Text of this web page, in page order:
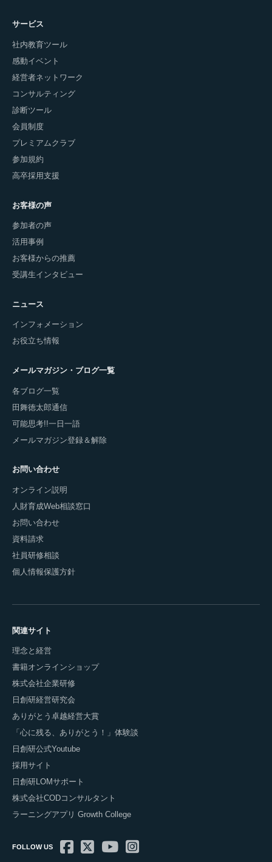
サービス
社内教育ツール
感動イベント
経営者ネットワーク
コンサルティング
診断ツール
会員制度
プレミアムクラブ
参加規約
高卒採用支援
お客様の声
参加者の声
活用事例
お客様からの推薦
受講生インタビュー
ニュース
インフォメーション
お役立ち情報
メールマガジン・ブログ一覧
各ブログ一覧
田舞徳太郎通信
可能思考!!一日一語
メールマガジン登録＆解除
お問い合わせ
オンライン説明
人財育成Web相談窓口
お問い合わせ
資料請求
社員研修相談
個人情報保護方針
関連サイト
理念と経営
書籍オンラインショップ
株式会社企業研修
日創研経営研究会
ありがとう卓越経営大賞
「心に残る、ありがとう！」体験談
日創研公式Youtube
採用サイト
日創研LOMサポート
株式会社CODコンサルタント
ラーニングアプリ Growth College
FOLLOW US